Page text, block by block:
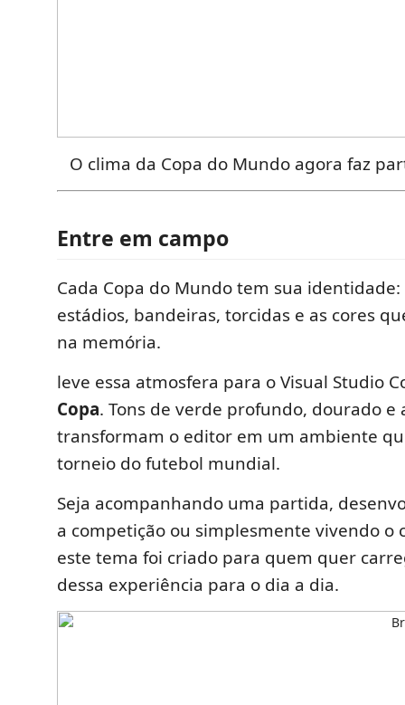
O clima da Copa do Mundo agora faz
Entre em campo
Cada Copa do Mundo tem sua
estádios, bandeiras, torcidas e as cores
na memória.
leve essa atmosfera para o Visual Studio
Copa. Tons de verde profundo, dourado e
transformam o editor em um ambiente
torneio do futebol mundial.
Seja acompanhando uma partida,
a competição ou simplesmente vivendo o
este tema foi criado para quem quer
dessa experiência para o dia a dia.